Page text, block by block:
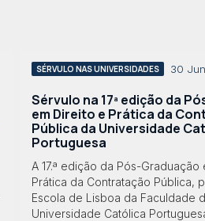
SÉRVULO NAS UNIVERSIDADES 30
Sérvulo na 17ª edição da
em Direito e Prática da
Pública da Universidade
Portuguesa
A 17.ª edição da Pós-Graduação
Prática da Contratação Pública,
Escola de Lisboa da Faculdade
Universidade Católica